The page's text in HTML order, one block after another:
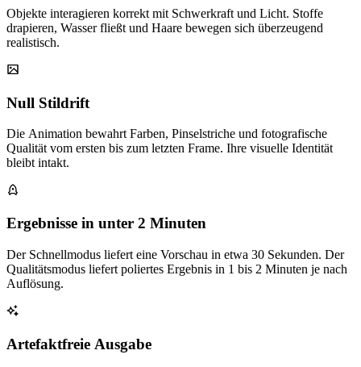
Objekte interagieren korrekt mit Schwerkraft und Licht. Stoffe
drapieren, Wasser fließt und Haare bewegen sich überzeugend
realistisch.
Null Stildrift
Die Animation bewahrt Farben, Pinselstriche und fotografische
Qualität vom ersten bis zum letzten Frame. Ihre visuelle Identität
bleibt intakt.
Ergebnisse in unter 2 Minuten
Der Schnellmodus liefert eine Vorschau in etwa 30 Sekunden. Der
Qualitätsmodus liefert poliertes Ergebnis in 1 bis 2 Minuten je nach
Auflösung.
Artefaktfreie Ausgabe